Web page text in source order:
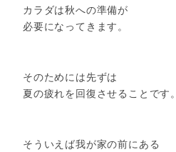
カラダは秋への準備が
必要になってきます。
そのためには先ずは
夏の疲れを回復させることです。
そういえば我が家の前にある